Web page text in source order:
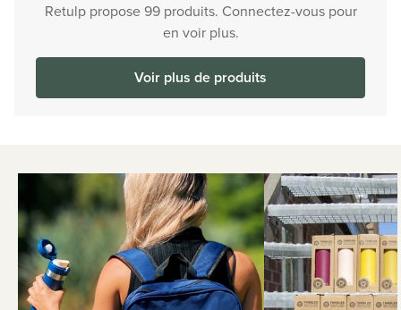
Retulp propose 99 produits. Connectez-vous pour
en voir plus.
Voir plus de produits